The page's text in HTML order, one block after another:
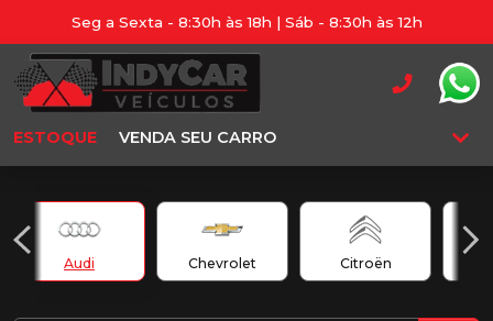
Seg a Sexta - 8:30h às 18h | Sáb - 8:30h às 12h
ESTOQUE VENDA SEU CARRO
Audi Chevrolet Citroën